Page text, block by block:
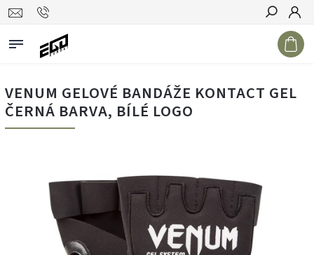
Hledat
VENUM GELOVÉ BANDÁŽE KONTACT GEL
ČERNÁ BARVA, BÍLÉ LOGO